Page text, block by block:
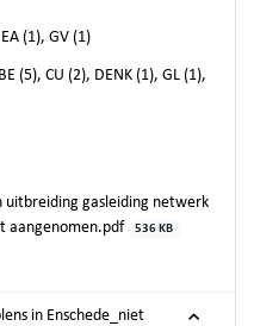
(1), GV (1)
(5), CU (2), DENK (1), GL (1),
uitbreiding gasleiding netwerk
aangenomen.pdf
536 KB
in Enschede_niet